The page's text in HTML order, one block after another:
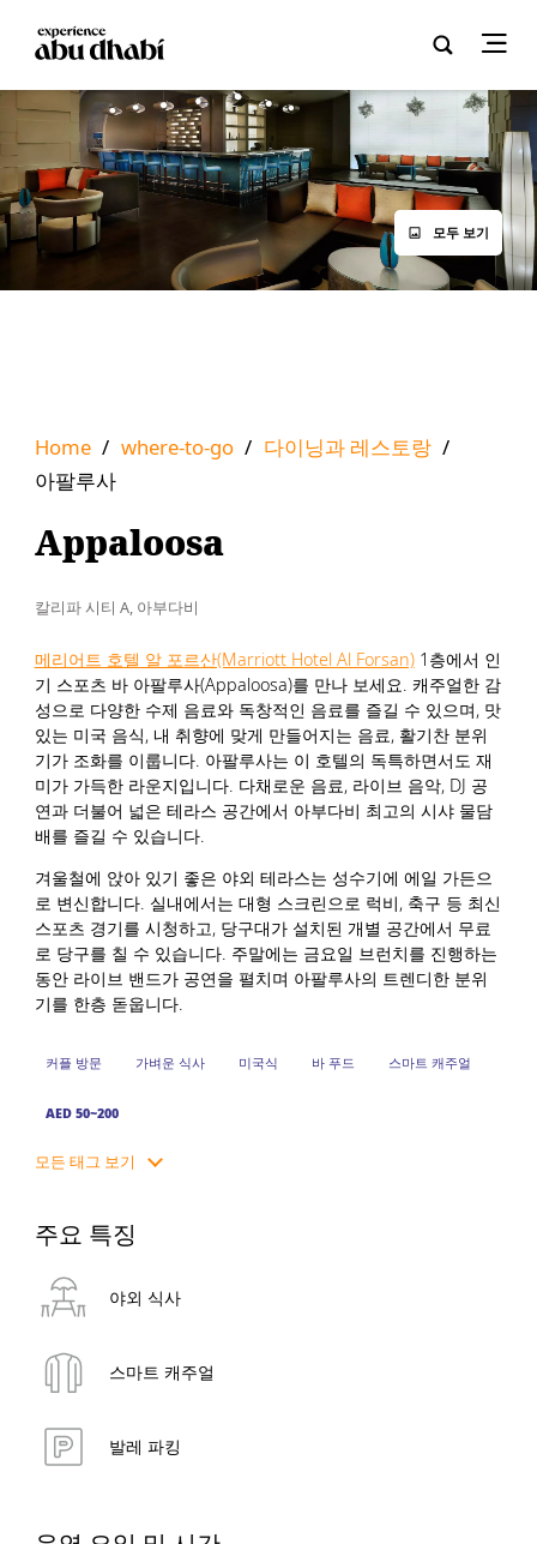
모두 보기
Home / where-to-go / 다이닝과 레스토랑 /
아팔루사
Appaloosa
칼리파 시티 A, 아부다비
메리어트 호텔 알 포르산(Marriott Hotel Al Forsan)1층에서 인
기 스포츠 바 아팔루사(Appaloosa)를 만나 보세요. 캐주얼한 감
성으로 다양한 수제 음료와 독창적인 음료를 즐길 수 있으며, 맛
있는 미국 음식, 내 취향에 맞게 만들어지는 음료, 활기찬 분위
기가 조화를 이룹니다. 아팔루사는 이 호텔의 독특하면서도 재
미가 가득한 라운지입니다. 다채로운 음료, 라이브 음악, DJ 공
연과 더불어 넓은 테라스 공간에서 아부다비 최고의 시샤 물담
배를 즐길 수 있습니다.
겨울철에 앉아 있기 좋은 야외 테라스는 성수기에 에일 가든으
로 변신합니다. 실내에서는 대형 스크린으로 럭비, 축구 등 최신
스포츠 경기를 시청하고, 당구대가 설치된 개별 공간에서 무료
로 당구를 칠 수 있습니다. 주말에는 금요일 브런치를 진행하는
동안 라이브 밴드가 공연을 펼치며 아팔루사의 트렌디한 분위
기를 한층 돋웁니다.
커플 방문 가벼운 식사 미국식 바 푸드 스마트 캐주얼
AED 50~200
모든 태그 보기
주요 특징
야외 식사
스마트 캐주얼
발레 파킹